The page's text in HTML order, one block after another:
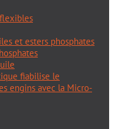
et esters phosphates
fiabilise le
engins avec la Micro-